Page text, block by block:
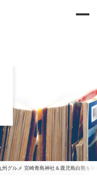
グルメ 宮崎青島神社＆鹿児島白熊を堪